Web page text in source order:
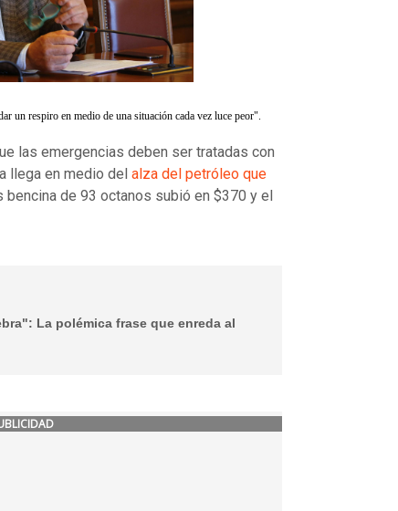
un respiro en medio de una situación cada vez luce peor".
las emergencias deben ser tratadas con
llega en medio del alza del petróleo que
bencina de 93 octanos subió en $370 y el
La polémica frase que enreda al